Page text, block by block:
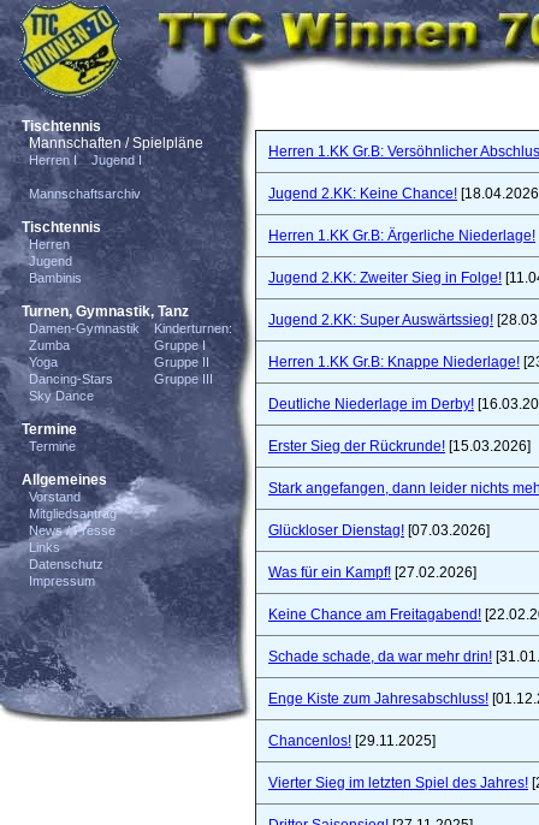
Tischtennis
Mannschaften / Spielpläne
Herren I Jugend I
Mannschaftsarchiv
Tischtennis
Herren
Jugend
Bambinis
Turnen, Gymnastik, Tanz
Damen-Gymnastik
Zumba
Yoga
Dancing-Stars
Sky Dance
Kinderturnen:
Gruppe I
Gruppe II
Gruppe III
Termine
Termine
Allgemeines
Vorstand
Mitgliedsantrag
News / Presse
Links
Datenschutz
Impressum
Herren 1.KK Gr.B: Versöhnlicher
Jugend 2.KK: Keine Chance!
Herren 1.KK Gr.B: Ärgerliche Niederlage!
Jugend 2.KK: Zweiter Sieg in Folge!
Jugend 2.KK: Super Auswärtssieg!
Herren 1.KK Gr.B: Knappe Niederlage!
Deutliche Niederlage im Derby!
Erster Sieg der Rückrunde! [15.03.2026]
Stark angefangen, dann leider nichts
Glückloser Dienstag! [07.03.2026]
Was für ein Kampf! [27.02.2026]
Keine Chance am Freitagabend!
Schade schade, da war mehr drin!
Enge Kiste zum Jahresabschluss!
Chancenlos! [29.11.2025]
Vierter Sieg im letzten Spiel des Jahres!